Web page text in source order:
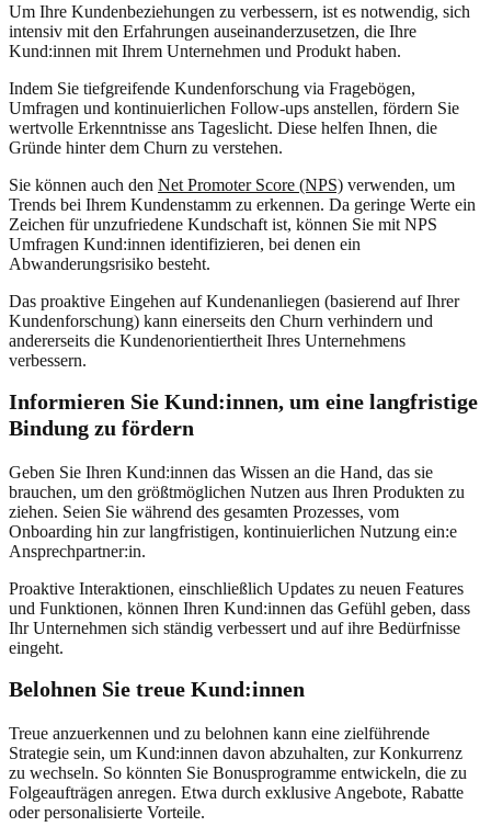
Um Ihre Kundenbeziehungen zu verbessern, ist es notwendig, sich
intensiv mit den Erfahrungen auseinanderzusetzen, die Ihre
Kund:innen mit Ihrem Unternehmen und Produkt haben.
Indem Sie tiefgreifende Kundenforschung via Fragebögen,
Umfragen und kontinuierlichen Follow-ups anstellen, fördern Sie
wertvolle Erkenntnisse ans Tageslicht. Diese helfen Ihnen, die
Gründe hinter dem Churn zu verstehen.
Sie können auch den Net Promoter Score (NPS) verwenden, um
Trends bei Ihrem Kundenstamm zu erkennen. Da geringe Werte ein
Zeichen für unzufriedene Kundschaft ist, können Sie mit NPS
Umfragen Kund:innen identifizieren, bei denen ein
Abwanderungsrisiko besteht.
Das proaktive Eingehen auf Kundenanliegen (basierend auf Ihrer
Kundenforschung) kann einerseits den Churn verhindern und
andererseits die Kundenorientiertheit Ihres Unternehmens
verbessern.
Informieren Sie Kund:innen, um eine langfristige
Bindung zu fördern
Geben Sie Ihren Kund:innen das Wissen an die Hand, das sie
brauchen, um den größtmöglichen Nutzen aus Ihren Produkten zu
ziehen. Seien Sie während des gesamten Prozesses, vom
Onboarding hin zur langfristigen, kontinuierlichen Nutzung ein:e
Ansprechpartner:in.
Proaktive Interaktionen, einschließlich Updates zu neuen Features
und Funktionen, können Ihren Kund:innen das Gefühl geben, dass
Ihr Unternehmen sich ständig verbessert und auf ihre Bedürfnisse
eingeht.
Belohnen Sie treue Kund:innen
Treue anzuerkennen und zu belohnen kann eine zielführende
Strategie sein, um Kund:innen davon abzuhalten, zur Konkurrenz
zu wechseln. So könnten Sie Bonusprogramme entwickeln, die zu
Folgeaufträgen anregen. Etwa durch exklusive Angebote, Rabatte
oder personalisierte Vorteile.